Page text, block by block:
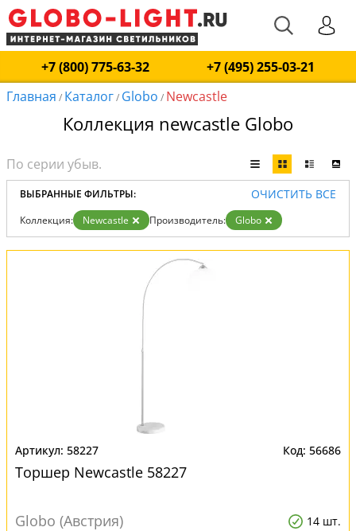
+7 (800) 775-63-32
+7 (495) 255-03-21
Главная / Каталог/ Globo / Newcastle
Коллекция newcastle Globo
ВЫБРАННЫЕ ФИЛЬТРЫ: ОЧИСТИТЬ ВСЕ
Коллекция: Newcastle Производитель: Globo
58227 56686
Торшер Newcastle 58227
Globo (Австрия) 14 шт.